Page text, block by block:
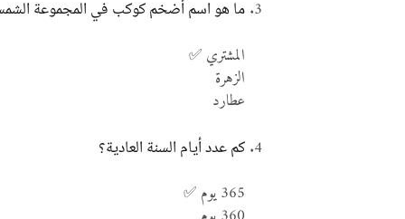
ما هو اسم أضخم كوكب في المجموعة
المشتري ✅
الزهرة
عطارد
كم عدد أيام السنة العادية؟
365 يوم ✅